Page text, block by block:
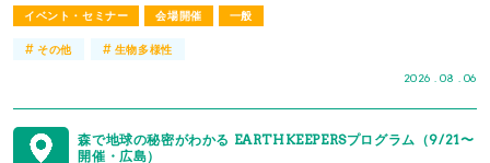
イベント・セミナー 会場開催 一般
2026 . 08 . 06
#その他 # 生物多様性
森で地球の秘密がわかる EARTHKEEPERSプログラム（9/21〜
開催・広島）